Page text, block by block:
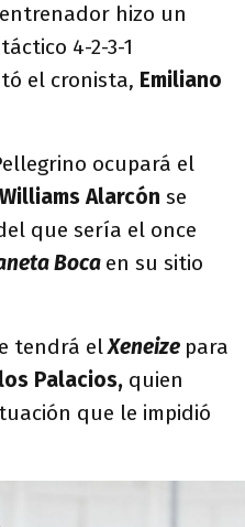
hizo un
4-2-3-1
el cronista, Emiliano
ocupará el
Alarcón se
que sería el once
Boca en su sitio
tendrá elXeneize para
Palacios, quien
que le impidió